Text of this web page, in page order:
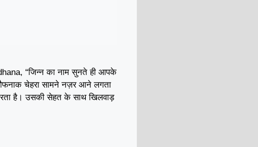
“जिन्न का नाम सुनते ही आपके
चेहरा सामने नज़र आने लगता
है। उसकी सेहत के साथ खिलवाड़